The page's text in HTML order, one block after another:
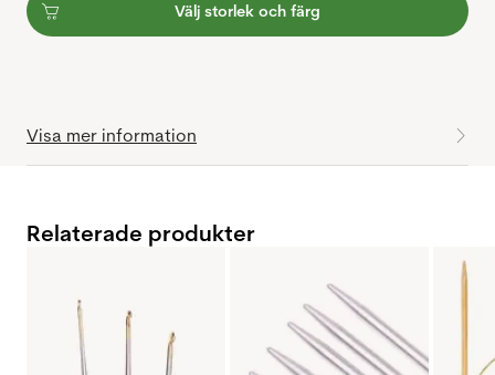
Välj storlek och färg
Visa mer information
Relaterade produkter